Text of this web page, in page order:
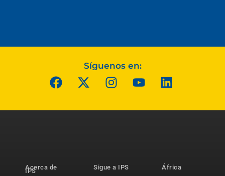
Síguenos en:
Acerca de
IPS
Sigue a IPS
África